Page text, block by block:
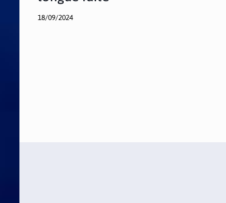
18/09/2024